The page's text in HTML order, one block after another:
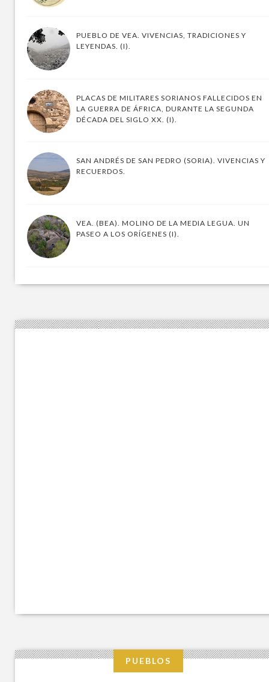
PUEBLO DE VEA. VIVENCIAS, TRADICIONES Y
LEYENDAS. (I).
PLACAS DE MILITARES SORIANOS FALLECIDOS EN
LA GUERRA DE ÁFRICA, DURANTE LA SEGUNDA
DÉCADA DEL SIGLO XX. (I).
SAN ANDRÉS DE SAN PEDRO (SORIA). VIVENCIAS Y
RECUERDOS.
VEA. (BEA). MOLINO DE LA MEDIA LEGUA. UN
PASEO A LOS ORÍGENES (I).
PUEBLOS